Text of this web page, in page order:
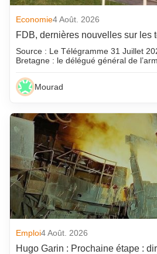
Economie4 Août. 2026
FDB, dernières nouvelles sur les
Source : Le Télégramme 31 Juillet
Bretagne : le délégué général de
Mourad
Emploi4 Août. 2026
Hugo Garin : Prochaine étape :